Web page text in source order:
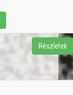
Részletek